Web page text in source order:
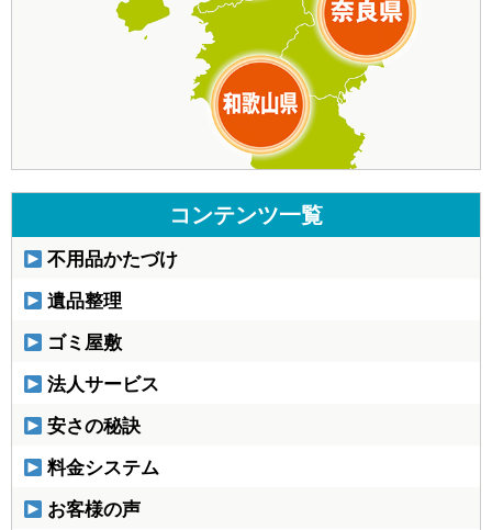
コンテンツ一覧
不用品かたづけ
遺品整理
ゴミ屋敷
法人サービス
安さの秘訣
料金システム
お客様の声